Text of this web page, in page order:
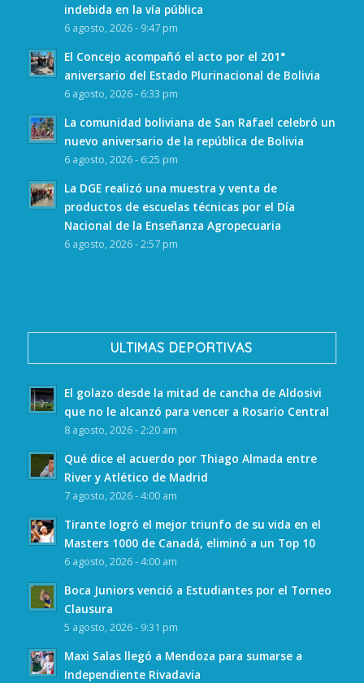
indebida en la vía pública
6 agosto, 2026 - 9:47 pm
El Concejo acompañó el acto por el 201°
aniversario del Estado Plurinacional de Bolivia
6 agosto, 2026 - 6:33 pm
La comunidad boliviana de San Rafael celebró un
nuevo aniversario de la república de Bolivia
6 agosto, 2026 - 6:25 pm
La DGE realizó una muestra y venta de
productos de escuelas técnicas por el Día
Nacional de la Enseñanza Agropecuaria
6 agosto, 2026 - 2:57 pm
ULTIMAS DEPORTIVAS
El golazo desde la mitad de cancha de Aldosivi
que no le alcanzó para vencer a Rosario Central
8 agosto, 2026 - 2:20 am
Qué dice el acuerdo por Thiago Almada entre
River y Atlético de Madrid
7 agosto, 2026 - 4:00 am
Tirante logró el mejor triunfo de su vida en el
Masters 1000 de Canadá, eliminó a un Top 10
6 agosto, 2026 - 4:00 am
Boca Juniors venció a Estudiantes por el Torneo
Clausura
5 agosto, 2026 - 9:31 pm
Maxi Salas llegó a Mendoza para sumarse a
Independiente Rivadavia